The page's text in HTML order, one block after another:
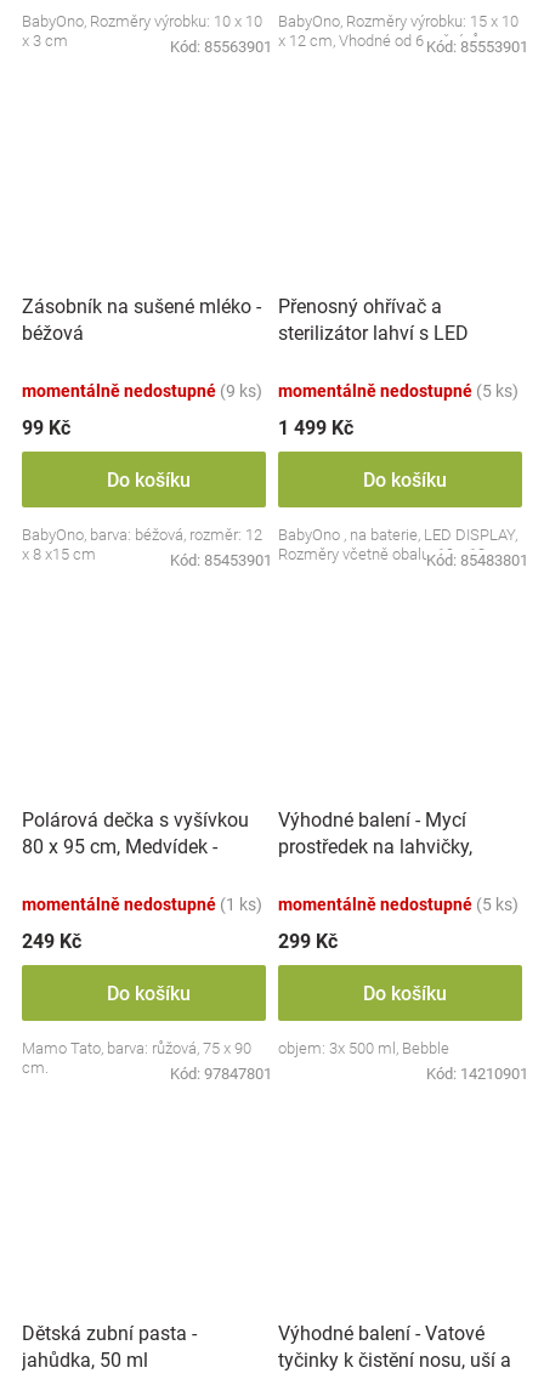
BabyOno, Rozměry výrobku: 10 x 10
x 3 cm
Kód: 85563901
BabyOno, Rozměry výrobku: 15 x 10
x 12 cm, Vhodné od 6 měsíců
Kód: 85553901
Zásobník na sušené mléko -
béžová
momentálně nedostupné (9 ks)
99 Kč
Do košíku
BabyOno, barva: béžová, rozměr: 12
x 8 x15 cm
Kód: 85453901
Přenosný ohřívač a
sterilizátor lahví s LED
momentálně nedostupné (5 ks)
1 499 Kč
Do košíku
BabyOno , na baterie, LED DISPLAY,
Rozměry včetně obalu: 19 x 13 cm.
Kód: 85483801
Polárová dečka s vyšívkou
80 x 95 cm, Medvídek -
momentálně nedostupné (1 ks)
249 Kč
Do košíku
Mamo Tato, barva: růžová, 75 x 90
cm.
Kód: 97847801
Výhodné balení - Mycí
prostředek na lahvičky,
momentálně nedostupné (5 ks)
299 Kč
Do košíku
objem: 3x 500 ml, Bebble
Kód: 14210901
Dětská zubní pasta -
jahůdka, 50 ml
Výhodné balení - Vatové
tyčinky k čistění nosu, uší a